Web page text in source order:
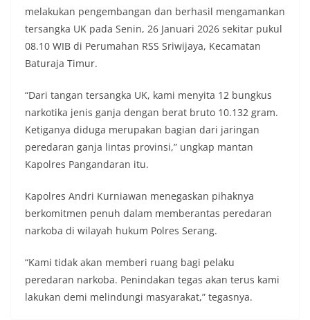
melakukan pengembangan dan berhasil mengamankan
tersangka UK pada Senin, 26 Januari 2026 sekitar pukul
08.10 WIB di Perumahan RSS Sriwijaya, Kecamatan
Baturaja Timur.
“Dari tangan tersangka UK, kami menyita 12 bungkus
narkotika jenis ganja dengan berat bruto 10.132 gram.
Ketiganya diduga merupakan bagian dari jaringan
peredaran ganja lintas provinsi,” ungkap mantan
Kapolres Pangandaran itu.
Kapolres Andri Kurniawan menegaskan pihaknya
berkomitmen penuh dalam memberantas peredaran
narkoba di wilayah hukum Polres Serang.
“Kami tidak akan memberi ruang bagi pelaku
peredaran narkoba. Penindakan tegas akan terus kami
lakukan demi melindungi masyarakat,” tegasnya.